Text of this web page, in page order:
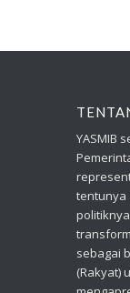
YASMIB
tentunya
sebagai
(Rakyat)